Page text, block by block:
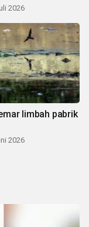
2026
limbah pabrik
2026